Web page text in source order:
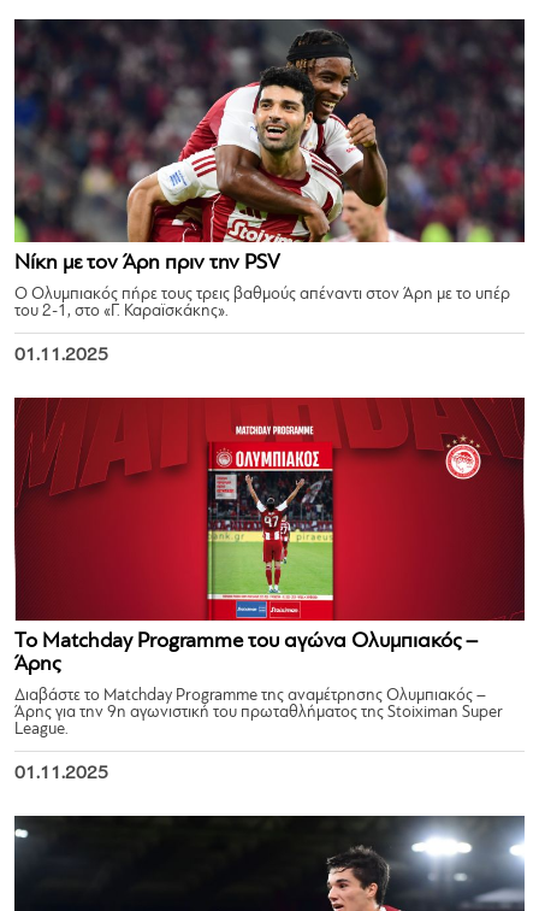
Νίκη με τον Άρη πριν την PSV
Ο Ολυμπιακός πήρε τους τρεις βαθμούς απέναντι στον Άρη με το υπέρ
του 2-1, στο «Γ. Καραϊσκάκης».
01.11.2025
Το Matchday Programme του αγώνα Ολυμπιακός –
Άρης
Διαβάστε το Matchday Programme της αναμέτρησης Ολυμπιακός –
Άρης για την 9η αγωνιστική του πρωταθλήματος της Stoiximan Super
League.
01.11.2025